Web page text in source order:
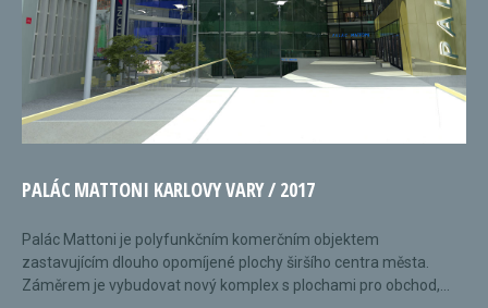
PALÁC MATTONI KARLOVY VARY / 2017
Palác Mattoni je polyfunkčním komerčním objektem
zastavujícím dlouho opomíjené plochy širšího centra města.
Záměrem je vybudovat nový komplex s plochami pro obchod,...